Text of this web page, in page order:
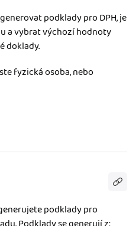
podklady pro DPH, je
a vybrat výchozí hodnoty
doklady.
fyzická osoba, nebo
podklady pro